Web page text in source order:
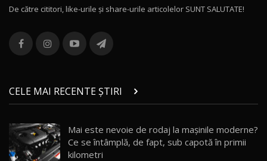
13
combină aventura cu luxul / AutoBlog.MD
36:08
chinez care face lumea să se întoarcă după el
/ AutoBlog.MD
17:27
15 14:37
De către cititori, like-urile şi share-urile articolelor SUNT SALUTATE!
CELE MAI RECENTE ȘTIRI
Mai este nevoie de rodaj la mașinile moderne?
Ce se întâmplă, de fapt, sub capotă în primii
kilometri